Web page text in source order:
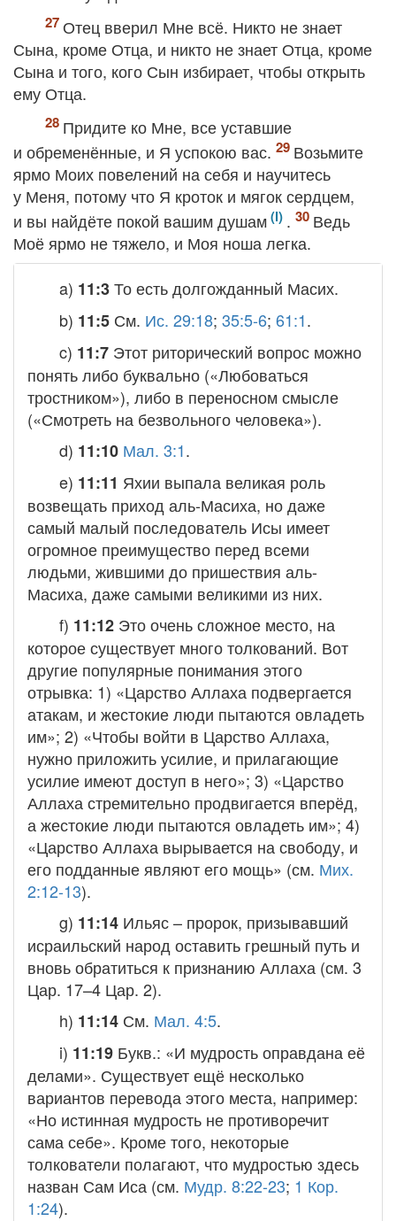
Отец вверил Мне всё. Никто не знает
Сына, кроме Отца, и никто не знает Отца, кроме
Сына и того, кого Сын избирает, чтобы открыть
ему Отца.
Придите ко Мне, все уставшие
и обременённые, и Я успокою вас.
Возьмите
ярмо Моих повелений на себя и научитесь
у Меня, потому что Я кроток и мягок сердцем,
и вы найдёте покой вашим душам
.
Ведь
Моё ярмо не тяжело, и Моя ноша легка.
a) 11:3То есть долгожданный Масих.
b) 11:5 См. Ис. 29:18; 35:5-6; 61:1.
c) 11:7 Этот риторический вопрос можно
понять либо буквально («Любоваться
тростником»), либо в переносном смысле
(«Смотреть на безвольного человека»).
d) 11:10 Мал. 3:1.
e) 11:11 Яхии выпала великая роль
возвещать приход аль-Масиха, но даже
самый малый последователь Исы имеет
огромное преимущество перед всеми
людьми, жившими до пришествия аль-
Масиха, даже самыми великими из них.
f) 11:12 Это очень сложное место, на
которое существует много толкований. Вот
другие популярные понимания этого
отрывка: 1) «Царство Аллаха подвергается
атакам, и жестокие люди пытаются овладеть
им»; 2) «Чтобы войти в Царство Аллаха,
нужно приложить усилие, и прилагающие
усилие имеют доступ в него»; 3) «Царство
Аллаха стремительно продвигается вперёд,
а жестокие люди пытаются овладеть им»; 4)
«Царство Аллаха вырывается на свободу, и
его подданные являют его мощь» (см. Мих.
2:12-13).
g) 11:14 Ильяс– пророк, призывавший
исраильский народ оставить грешный путь и
вновь обратиться к признанию Аллаха (см. 3
Цар. 17–4 Цар. 2).
h) 11:14 См. Мал. 4:5.
i) 11:19 Букв.: «И мудрость оправдана её
делами». Существует ещё несколько
вариантов перевода этого места, например:
«Но истинная мудрость не противоречит
сама себе». Кроме того, некоторые
толкователи полагают, что мудростью здесь
назван Сам Иса (см. Мудр. 8:22-23; 1 Кор.
1:24).